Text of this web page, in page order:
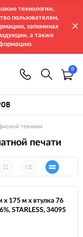
технологии,
пользователям,
запоминая
а также
0
техники
печати
х 175 м х втулка 76
STARLESS, 34095